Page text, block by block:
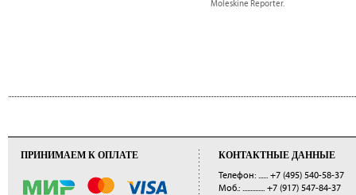
Moleskine Reporter.
ПРИНИМАЕМ К ОПЛАТЕ КОНТАКТНЫЕ ДАННЫЕ
Телефон: ...... +7 (495) 540-58-37
Моб.: .............. +7 (917) 547-84-37